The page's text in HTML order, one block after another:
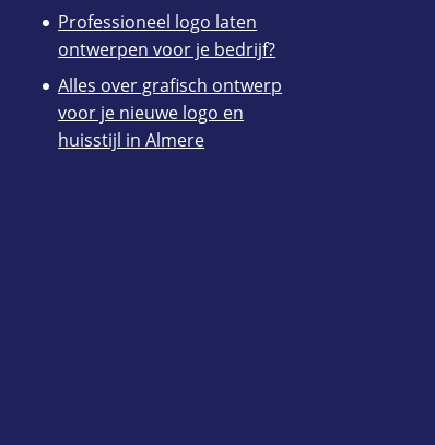
Professioneel logo laten
ontwerpen voor je bedrijf?
Alles over grafisch ontwerp
voor je nieuwe logo en
huisstijl in Almere